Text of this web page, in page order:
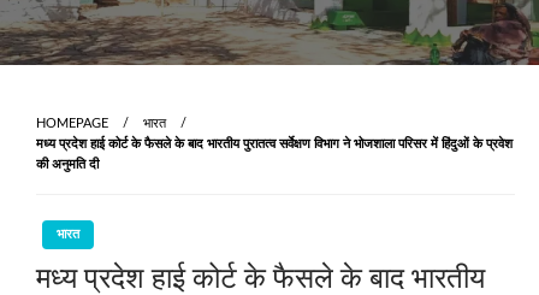
HOMEPAGE
भारत
मध्य प्रदेश हाई कोर्ट के फैसले के बाद भारतीय पुरातत्व सर्वेक्षण विभाग ने भोजशाला परिसर में हिंदुओं के प्रवेश
की अनुमति दी
भारत
मध्य प्रदेश हाई कोर्ट के फैसले के बाद भारतीय